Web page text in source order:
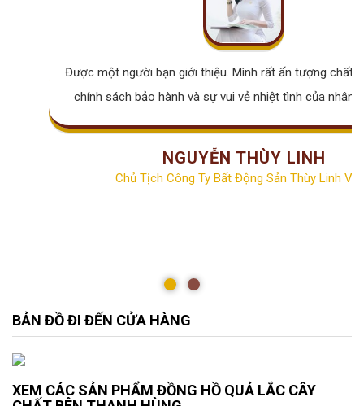
Được một người bạn giới thiệu. Mình rất ấn tượng chất
chính sách bảo hành và sự vui vẻ nhiệt tình của nhân
NGUYỄN THÙY LINH
Chủ Tịch Công Ty Bất Động Sản Thùy Linh
BẢN ĐỒ ĐI ĐẾN CỬA HÀNG
XEM CÁC SẢN PHẨM ĐỒNG HỒ QUẢ LẮC CÂY